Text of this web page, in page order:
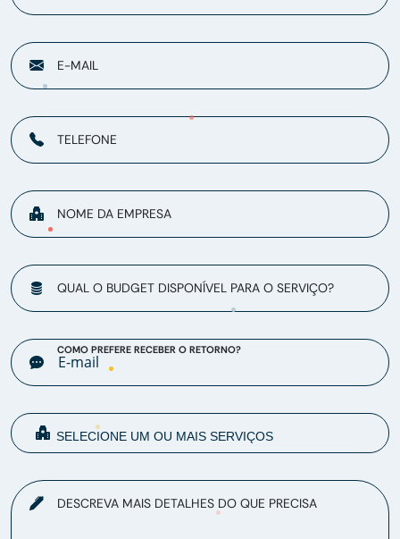
E-MAIL
TELEFONE
NOME DA EMPRESA
QUAL O BUDGET DISPONÍVEL PARA O SERVIÇO?
COMO PREFERE RECEBER O RETORNO?
DESCREVA MAIS DETALHES DO QUE PRECISA